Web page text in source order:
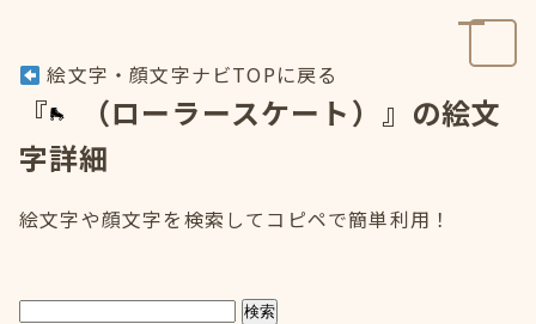
絵文字・顔文字ナビTOPに戻る
『
（ローラースケート）』の絵文
字詳細
絵文字や顔文字を検索してコピペで簡単利用！
検索